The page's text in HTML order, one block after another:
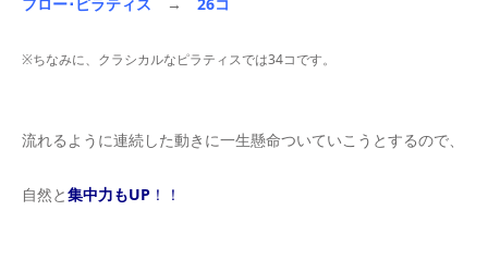
※ちなみに、クラシカルなピラティスでは34コです。
流れるように連続した動きに一生懸命ついていこうとするので、
自然と集中力もUP ！！